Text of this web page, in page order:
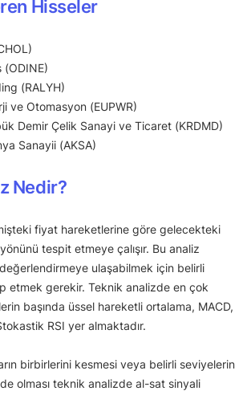
Hisseler
(ODINE)
(RALYH)
ve Otomasyon (EUPWR)
Demir Çelik Sanayi ve Ticaret (KRDMD)
Sanayii (AKSA)
Nedir?
fiyat hareketlerine göre gelecekteki
tespit etmeye çalışır. Bu analiz
ulaşabilmek için belirli
etmek gerekir. Teknik analizde en çok
başında üssel hareketli ortalama, MACD,
RSI yer almaktadır.
birbirlerini kesmesi veya belirli seviyelerin
olması teknik analizde al-sat sinyali